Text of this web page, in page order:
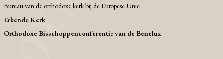
Bureau van de orthodoxe kerk bij de Europese Unie
Erkende Kerk
Orthodoxe Bisschoppenconferentie van de Benelux